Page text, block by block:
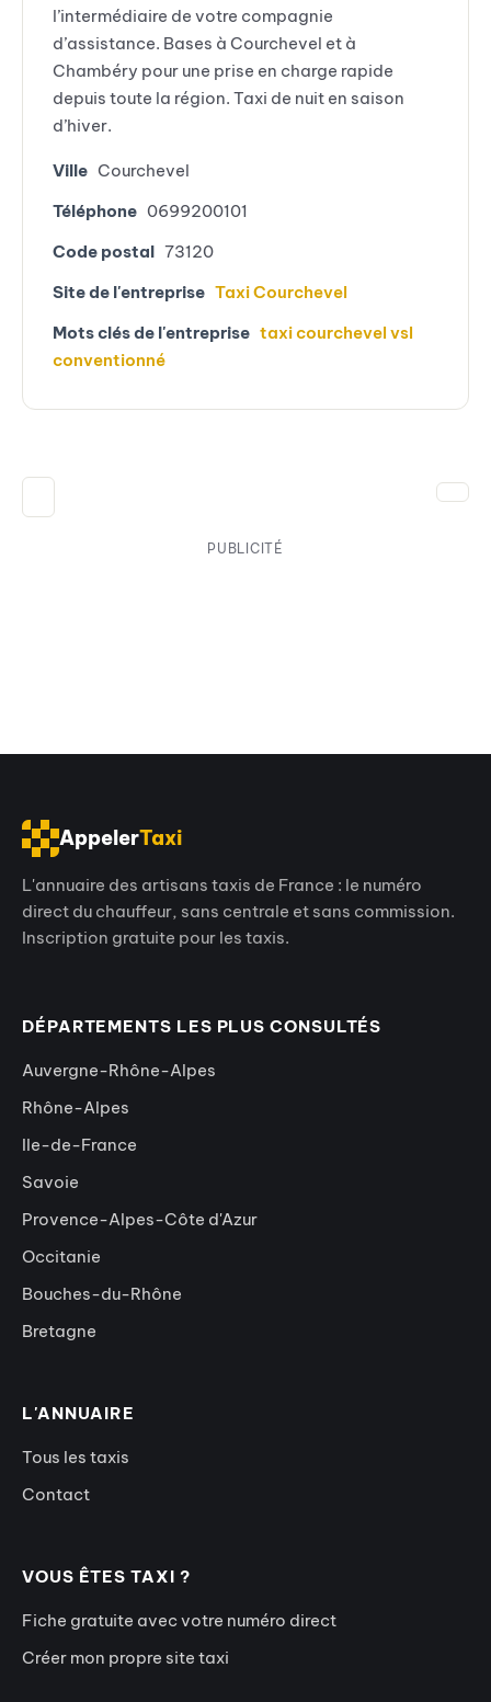
l’intermédiaire de votre compagnie
d’assistance. Bases à Courchevel et à
Chambéry pour une prise en charge rapide
depuis toute la région. Taxi de nuit en saison
d’hiver.
Ville Courchevel
Téléphone 0699200101
Code postal 73120
Site de l'entreprise Taxi Courchevel
Mots clés de l'entreprise taxi courchevel vsl
conventionné
PUBLICITÉ
AppelerTaxi
L'annuaire des artisans taxis de France : le numéro
direct du chauffeur, sans centrale et sans commission.
Inscription gratuite pour les taxis.
DÉPARTEMENTS LES PLUS CONSULTÉS
Auvergne-Rhône-Alpes
Rhône-Alpes
Ile-de-France
Savoie
Provence-Alpes-Côte d'Azur
Occitanie
Bouches-du-Rhône
Bretagne
L'ANNUAIRE
Tous les taxis
Contact
VOUS ÊTES TAXI ?
Fiche gratuite avec votre numéro direct
Créer mon propre site taxi